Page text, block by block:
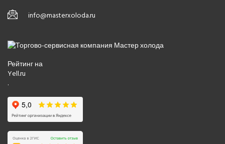
info@masterxoloda.ru
Рейтинг на
Yell.ru
.